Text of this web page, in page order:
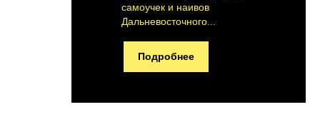
самоучек и наивов
Дальневосточного...
Подробнее